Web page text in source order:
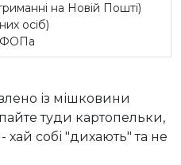
на Новій Пошті)
осіб)
ФОПа
із мішковини
туди картопельки,
хай собі "дихають" та не